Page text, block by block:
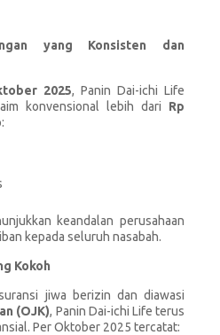
yang Konsisten dan
2025, Panin Dai-ichi Life
konvensional lebih dari Rp
keandalan perusahaan
kepada seluruh nasabah.
Kokoh
jiwa berizin dan diawasi
(OJK), Panin Dai-ichi Life terus
Per Oktober 2025 tercatat: